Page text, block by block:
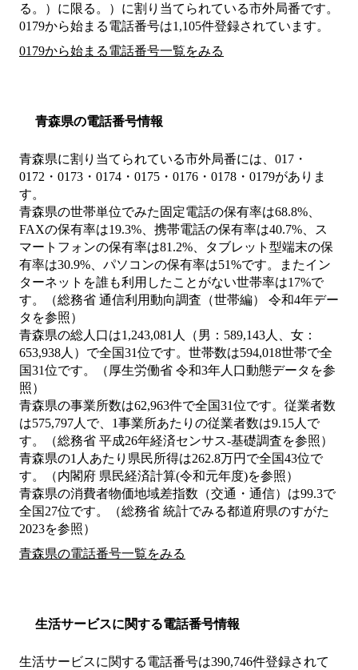
る。）に限る。） に割り当てられている市外局番です。
0179から始まる電話番号は1,105件登録されています。
0179から始まる電話番号一覧をみる
青森県の電話番号情報
青森県に割り当てられている市外局番には、017・
0172・0173・0174・0175・0176・0178・0179がありま
す。
青森県の世帯単位でみた固定電話の保有率は68.8%、
FAXの保有率は19.3%、携帯電話の保有率は40.7%、ス
マートフォンの保有率は81.2%、タブレット型端末の保
有率は30.9%、パソコンの保有率は51%です。またイン
ターネットを誰も利用したことがない世帯率は17%で
す。（総務省 通信利用動向調査（世帯編） 令和4年デー
タを参照）
青森県の総人口は1,243,081人（男：589,143人、女：
653,938人）で全国31位です。世帯数は594,018世帯で全
国31位です。（厚生労働省 令和3年人口動態データを参
照）
青森県の事業所数は62,963件で全国31位です。従業者数
は575,797人で、1事業所あたりの従業者数は9.15人で
す。（総務省 平成26年経済センサス‐基礎調査を参照）
青森県の1人あたり県民所得は262.8万円で全国43位で
す。（内閣府 県民経済計算(令和元年度)を参照）
青森県の消費者物価地域差指数（交通・通信）は99.3で
全国27位です。（総務省 統計でみる都道府県のすがた
2023を参照）
青森県の電話番号一覧をみる
生活サービスに関する電話番号情報
生活サービスに関する電話番号は390,746件登録されて